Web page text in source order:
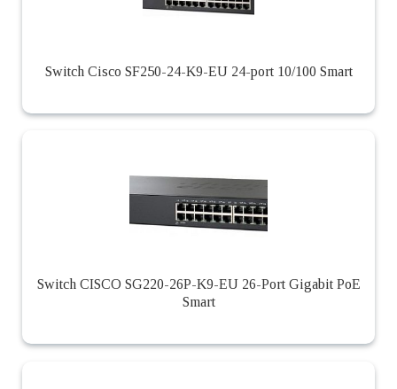
Switch Cisco SF250-24-K9-EU 24-port 10/100 Smart
Switch CISCO SG220-26P-K9-EU 26-Port Gigabit PoE
Smart